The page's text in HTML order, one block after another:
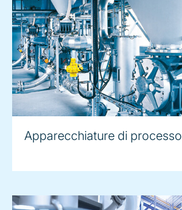
Apparecchiature di processo